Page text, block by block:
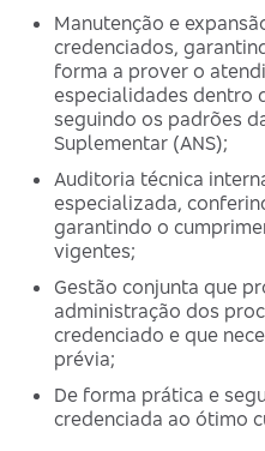
Manutenção e
credenciados,
forma a prover o
especialidades dentro
seguindo os padrões
Suplementar (ANS);
Auditoria técnica
especializada,
garantindo o
vigentes;
Gestão conjunta que
administração dos
credenciado e que
prévia;
De forma prática e
credenciada ao ótimo